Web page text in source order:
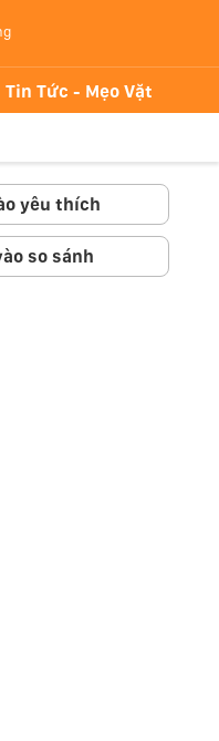
Tin Tức - Mẹo Vặt
yêu thích
so sánh